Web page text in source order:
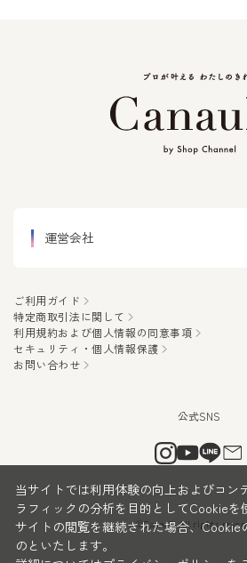
運営会社
ご利用ガイド
特定商取引法に関して
利用規約および個人情報の同意事項
セキュリティ・個人情報保護
お問い合わせ
©CanauBi All rights
当サイトでは利用体験の向上およびコン
ラフィックの分析を目的としてCookieを
サイトの閲覧を継続された場合、Cookie
のといたします。